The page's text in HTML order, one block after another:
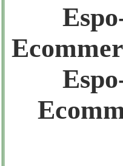
Gratis registra il
Network
Gratis registra il
Network